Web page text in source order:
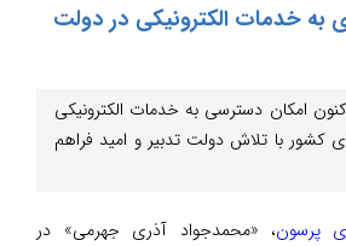
به خدمات الکترونیکی در دولت
امکان دسترسی به خدمات الکترونیکی
کشور با تلاش دولت تدبیر و امید فراهم
پرسون، «محمدجواد آذری جهرمی» در